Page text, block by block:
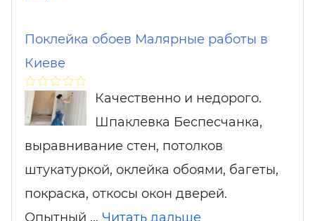
Поклейка обоев Малярные работы в
Киеве
Качественно и недорого.
Шпаклевка Беспесчанка,
выравнивание стен, потолков
штукатуркой, оклейка обоями, багеты,
покраска, откосы окон дверей.
Опытный … Читать дальше